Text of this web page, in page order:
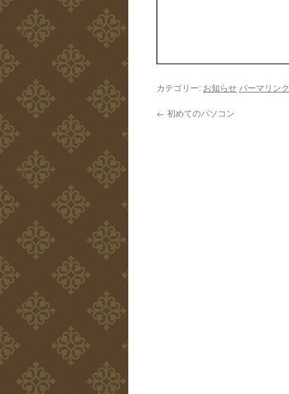
カテゴリー: お知らせ パーマリンク
← 初めてのパソコン